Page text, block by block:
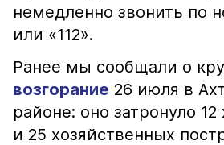
немедленно звонить по
или «112».
Ранее мы сообщали о
возгорание 26 июля в
районе: оно затронуло
и 25 хозяйственных